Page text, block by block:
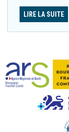
LIRE LA SUITE